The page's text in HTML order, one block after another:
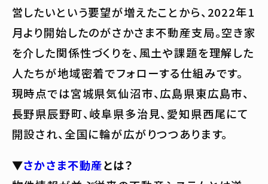
営したいという要望が増えたことから、2022年1
月より開始したのがさかさま不動産支局。空き家
を介した関係性づくりを、風土や課題を理解した
人たちが地域密着でフォローする仕組みです。
現時点では宮城県気仙沼市、広島県東広島市、
長野県辰野町、岐阜県多治見、愛知県西尾にて
開設され、全国に輪が広がりつつあります。
▼さかさま不動産とは？